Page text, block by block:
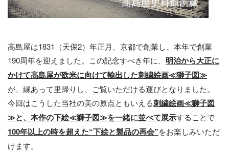
高島屋は1831（天保2）年正月、京都で創業し、本年で創業
190周年を迎えました。この記念すべき年に、 明治から大正に
かけて高島屋が欧米に向けて輸出した刺繍絵画≪獅子図≫
が、縁あって里帰りし、ご覧いただける運びとなりました。
今回はこうした当社の美の原点ともいえる刺繍絵画≪獅子図
≫と、本作の下絵≪獅子図≫を一緒に並べて展示することで
100年以上の時を超えた“下絵と製品の再会”をお楽しみいただ
けます。